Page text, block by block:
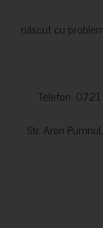
născut cu
Telefon:
Str. Aron